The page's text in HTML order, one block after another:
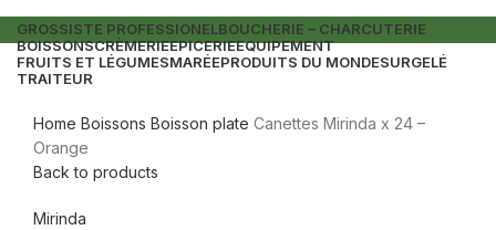
GROSSISTE PROFESSIONELBOUCHERIE – CHARCUTERIE
BOISSONSCRÈMERIEEPICERIEEQUIPEMENT
FRUITS ET LÉGUMESMARÉEPRODUITS DU MONDESURGELÉ
TRAITEUR
Home Boissons Boisson plate Canettes Mirinda x 24 –
Orange
Back to products
Mirinda